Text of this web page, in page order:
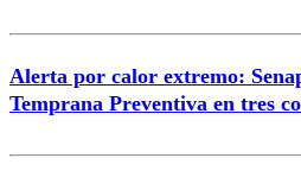
Alerta por calor extremo:
Temprana Preventiva en tres